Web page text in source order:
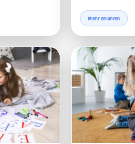
Mehr erfahren